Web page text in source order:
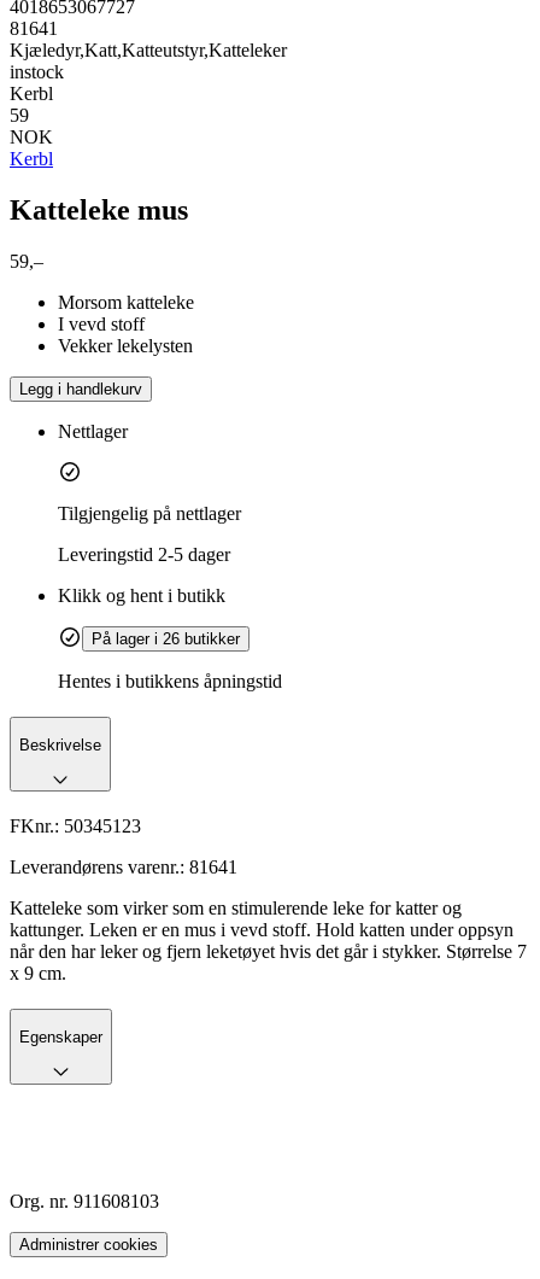
4018653067727
81641
Kjæledyr,Katt,Katteutstyr,Katteleker
instock
Kerbl
59
NOK
Kerbl
Katteleke mus
59,–
Morsom katteleke
I vevd stoff
Vekker lekelysten
Legg i handlekurv
Nettlager
Tilgjengelig på nettlager
Leveringstid 2-5 dager
Klikk og hent i butikk
På lager i 26 butikker
Hentes i butikkens åpningstid
Beskrivelse
FKnr.: 50345123
Leverandørens varenr.: 81641
Katteleke som virker som en stimulerende leke for katter og
kattunger. Leken er en mus i vevd stoff. Hold katten under oppsyn
når den har leker og fjern leketøyet hvis det går i stykker. Størrelse 7
x 9 cm.
Egenskaper
Org. nr. 911608103
Administrer cookies